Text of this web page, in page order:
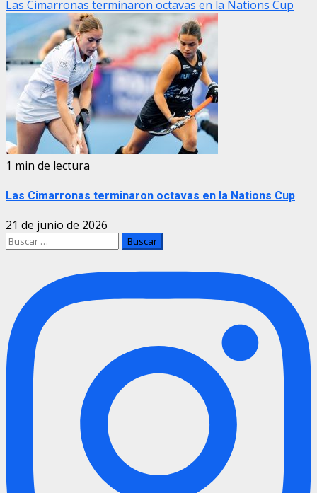
Las Cimarronas terminaron octavas en la Nations Cup
1 min de lectura
Las Cimarronas terminaron octavas en la Nations Cup
21 de junio de 2026
Buscar: